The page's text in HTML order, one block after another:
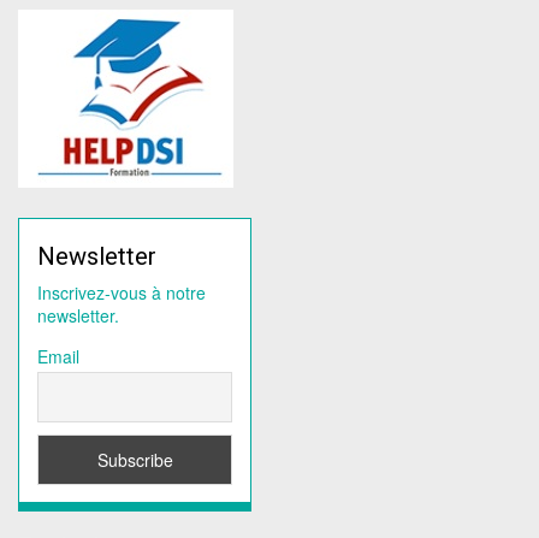
Newsletter
Inscrivez-vous à notre
newsletter.
Email